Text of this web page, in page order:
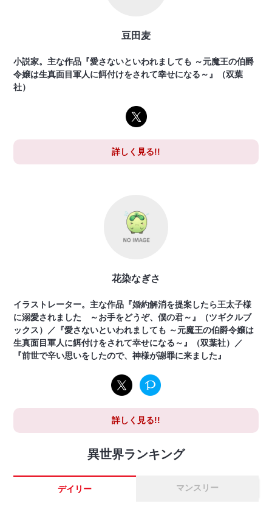
豆田麦
小説家。主な作品『愛さないといわれましても ～元魔王の伯爵
令嬢は生真面目軍人に餌付けをされて幸せになる～』（双葉
社）
詳しく見る!!
花染なぎさ
イラストレーター。主な作品『婚約解消を提案したら王太子様
に溺愛されました ～お手をどうぞ、僕の君～』（ツギクルブ
ックス）／『愛さないといわれましても ～元魔王の伯爵令嬢は
生真面目軍人に餌付けをされて幸せになる～』（双葉社）／
『前世で辛い思いをしたので、神様が謝罪に来ました』
詳しく見る!!
異世界ランキング
デイリー マンスリー